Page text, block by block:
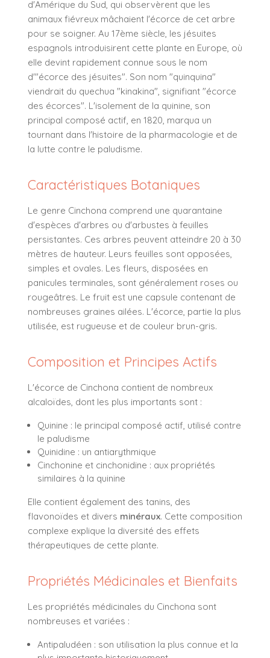
d'Amérique du Sud, qui observèrent que les
animaux fiévreux mâchaient l'écorce de cet arbre
pour se soigner. Au 17ème siècle, les jésuites
espagnols introduisirent cette plante en Europe, où
elle devint rapidement connue sous le nom
d'"écorce des jésuites". Son nom "quinquina"
viendrait du quechua "kinakina", signifiant "écorce
des écorces". L'isolement de la quinine, son
principal composé actif, en 1820, marqua un
tournant dans l'histoire de la pharmacologie et de
la lutte contre le paludisme.
Caractéristiques Botaniques
Le genre Cinchona comprend une quarantaine
d'espèces d'arbres ou d'arbustes à feuilles
persistantes. Ces arbres peuvent atteindre 20 à 30
mètres de hauteur. Leurs feuilles sont opposées,
simples et ovales. Les fleurs, disposées en
panicules terminales, sont généralement roses ou
rougeâtres. Le fruit est une capsule contenant de
nombreuses graines ailées. L'écorce, partie la plus
utilisée, est rugueuse et de couleur brun-gris.
Composition et Principes Actifs
L'écorce de Cinchona contient de nombreux
alcaloïdes, dont les plus importants sont :
Quinine : le principal composé actif, utilisé contre
le paludisme
Quinidine : un antiarythmique
Cinchonine et cinchonidine : aux propriétés
similaires à la quinine
Elle contient également des tanins, des
flavonoïdes et divers minéraux. Cette composition
complexe explique la diversité des effets
thérapeutiques de cette plante.
Propriétés Médicinales et Bienfaits
Les propriétés médicinales du Cinchona sont
nombreuses et variées :
Antipaludéen : son utilisation la plus connue et la